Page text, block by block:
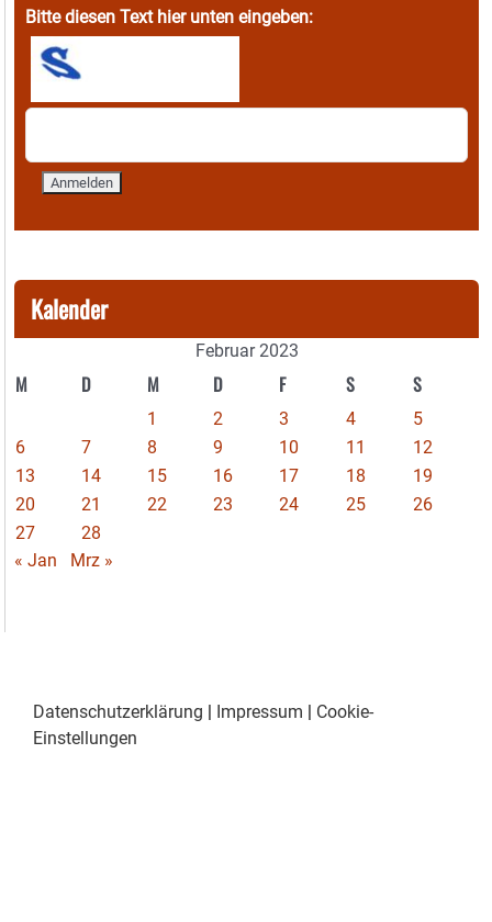
Bitte diesen Text hier unten eingeben:
Kalender
Februar 2023
M D M D F S S
1 2 3 4
5
6
7 8 9 10 11
12
13
14 15 16 17 18
19
20
21 22 23 24 25
26
27
28
« Jan
Mrz »
Datenschutzerklärung | Impressum | Cookie-
Einstellungen